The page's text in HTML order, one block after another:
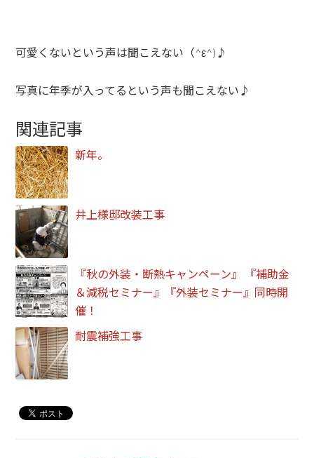
可愛くないという声は聞こえない（^ε^)♪
写真に年季が入ってるという声も聞こえない♪
関連記事
新年。
井上様邸改装工事
『秋の外装・断熱キャンペーン』 『補助金
＆減税セミナー』『外装セミナー』同時開
催！
耐震補強工事